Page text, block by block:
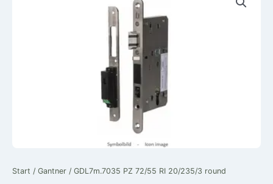
Start / Gantner / GDL7m.7035 PZ 72/55 RI 20/235/3 round